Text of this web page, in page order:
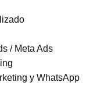
/ Meta Ads
y WhatsApp